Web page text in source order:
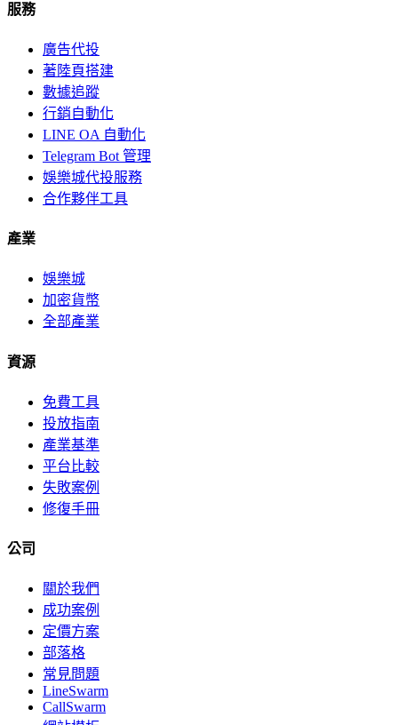
服務
廣告代投
著陸頁搭建
數據追蹤
行銷自動化
LINE OA 自動化
Telegram Bot 管理
娛樂城代投服務
合作夥伴工具
產業
娛樂城
加密貨幣
全部產業
資源
免費工具
投放指南
產業基準
平台比較
失敗案例
修復手冊
公司
關於我們
成功案例
定價方案
部落格
常見問題
LineSwarm
CallSwarm